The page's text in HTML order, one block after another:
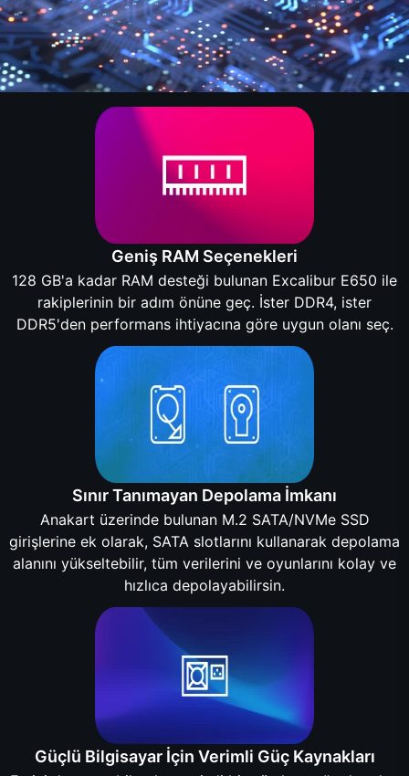
Geniş RAM Seçenekleri
128 GB'a kadar RAM desteği bulunan Excalibur E650 ile
rakiplerinin bir adım önüne geç. İster DDR4, ister
DDR5'den performans ihtiyacına göre uygun olanı seç.
Sınır Tanımayan Depolama İmkanı
Anakart üzerinde bulunan M.2 SATA/NVMe SSD
girişlerine ek olarak, SATA slotlarını kullanarak depolama
alanını yükseltebilir, tüm verilerini ve oyunlarını kolay ve
hızlıca depolayabilirsin.
Güçlü Bilgisayar İçin Verimli Güç Kaynakları